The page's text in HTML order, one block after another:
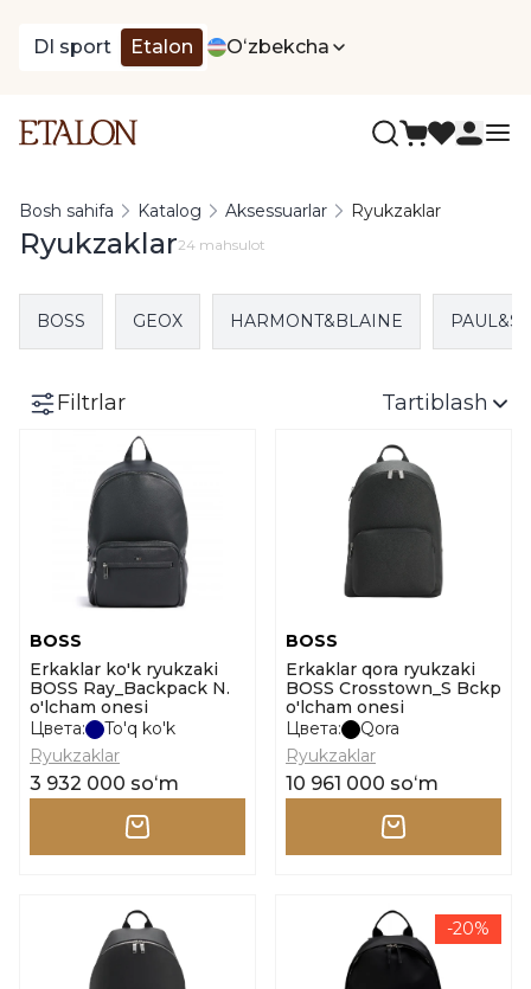
DI sport Etalon Oʻzbekcha
Bosh sahifa Katalog Aksessuarlar Ryukzaklar
Ryukzaklar24 mahsulot
BOSS GEOX HARMONT&BLAINE
Filtrlar Tartiblash
BOSS
Erkaklar ko'k ryukzaki
BOSS Ray_Backpack N.
o'lcham onesi
Цвета:
To'q ko'k
Ryukzaklar
3 932 000 soʻm
BOSS
Erkaklar qora ryukzaki
BOSS Crosstown_S Bckp
o'lcham onesi
Цвета:
Qora
Ryukzaklar
10 961 000 soʻm
-20%